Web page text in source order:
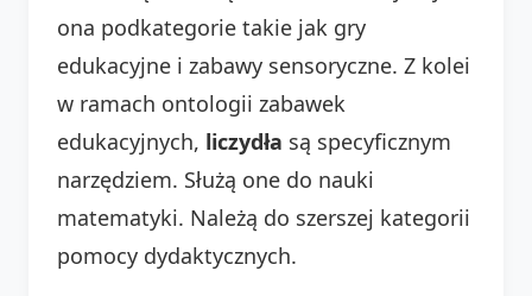
ona podkategorie takie jak gry
edukacyjne i zabawy sensoryczne. Z kolei
w ramach ontologii zabawek
edukacyjnych, liczydła są specyficznym
narzędziem. Służą one do nauki
matematyki. Należą do szerszej kategorii
pomocy dydaktycznych.